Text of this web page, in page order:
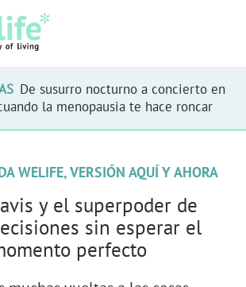
De susurro nocturno a concierto en
la menopausia te hace roncar
WELIFE, VERSIÓN AQUÍ Y AHORA
y el superpoder de
sin esperar el
perfecto